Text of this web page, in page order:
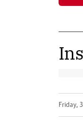
Friday,